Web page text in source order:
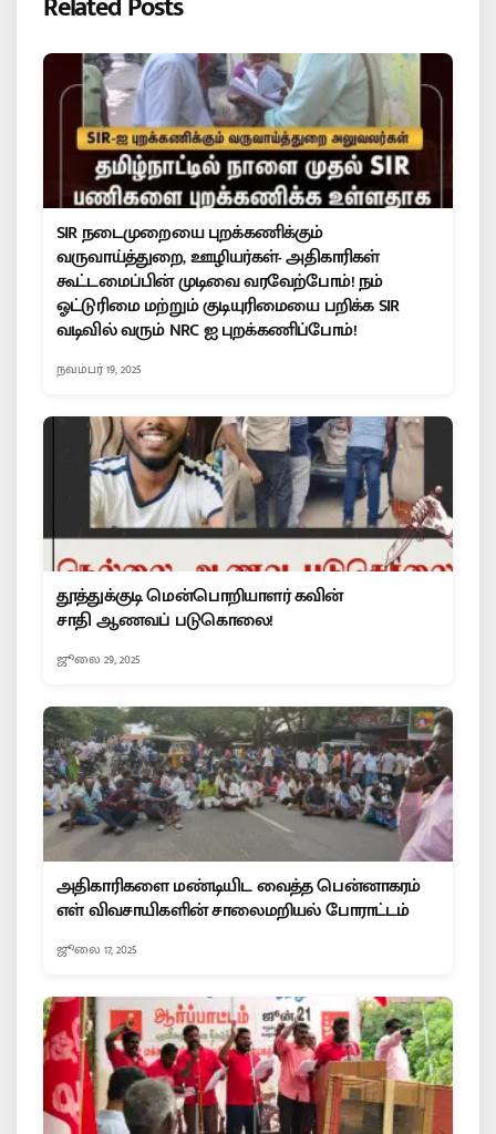
SIR நடைமுறையை புறக்கணிக்கும்
வருவாய்த்துறை, ஊழியர்கள்- அதிகாரிகள்
கூட்டமைப்பின் முடிவை வரவேற்போம்! நம்
ஓட்டுரிமை மற்றும் குடியுரிமையை பறிக்க SIR
வடிவில் வரும் NRC ஐ புறக்கணிப்போம்!
நவம்பர் 19, 2025
தூத்துக்குடி மென்பொறியாளர் கவின்
சாதி ஆணவப் படுகொலை!
ஜூலை 29, 2025
அதிகாரிகளை மண்டியிட வைத்த பென்னாகரம்
எள் விவசாயிகளின் சாலைமறியல் போராட்டம்
ஜூலை 17, 2025